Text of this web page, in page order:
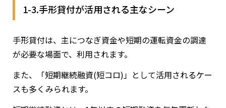
1-3.手形貸付が活用される主なシーン
手形貸付は、主につなぎ資金や短期の運転資金の調達
が必要な場面で、利用されます。
また、「短期継続融資(短コロ)」として活用されるケー
スも多くみられます。